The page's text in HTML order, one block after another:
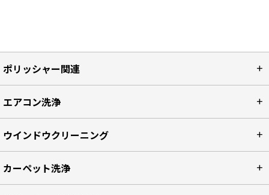
ポリッシャー関連
エアコン洗浄
ウインドウクリーニング
カーペット洗浄